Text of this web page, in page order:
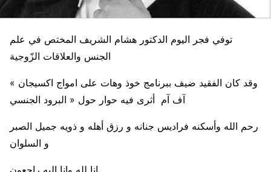
توفي فجر اليوم الدكتور هشام الشريف المختص في علم
الجنس والعلاقات الزّوجية
« وقد كان الفقيد ضيف ببرنامج خوذ وهات على امواج اكسيجان
آف آم أثرى فيه حوار حول « البرود الجنسي
رحم الله وأسكنه فراديس جنانه و رزق أهله و ذويه جميل الصبر
و السلوان
إنا لله وإنا اليه راجعون